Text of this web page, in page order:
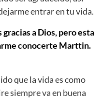
entrar en tu vida.
a Dios, pero esta
conocerte Marttin.
que la vida es como
siempre va en buena